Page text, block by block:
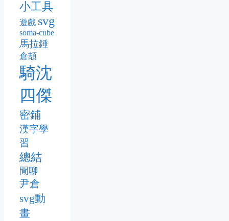
小工具
遊戲 svg
soma-cube
馬拉錘
倉頡
騎沈
四傑
密鋪
漢字學
習
總結
閒聊
尹倉
svg動
畫